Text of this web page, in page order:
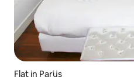
Flat in Parijs